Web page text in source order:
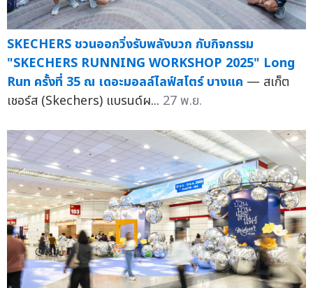
SKECHERS ชวนออกวิ่งรับพลังบวก กับกิจกรรม
"SKECHERS RUNNING WORKSHOP 2025" Long
Run ครั้งที่ 35 ณ เดอะมอลล์ไลฟ์สโตร์ บางแค — สเก็ต
เชอร์ส (Skechers) แบรนด์ผ... 27 พ.ย.